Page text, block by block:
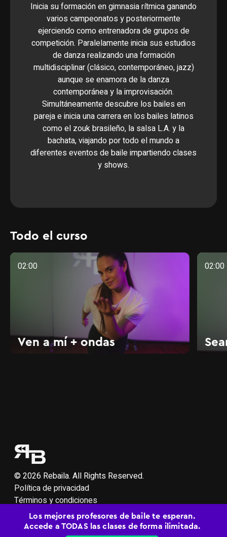
Inicia su formación en gimnasia rítmica ganando
varios campeonatos y posteriormente
ejerciendo como entrenadora de grupos de
competición. Paralelamente inicia sus estudios
de danza realizando una formación
multidisciplinar (clásico, contemporáneo, jazz)
aunque se enamora de la danza
contemporánea y la improvisación.
Simultáneamente descubre los bailes en
pareja e inicia una carrera en los bailes latinos
como el zouk brasileño, la salsa L.A. y la
bachata, viajando por todo el mundo a
diferentes eventos de baile impartiendo clases
y shows.
Todo el curso
02:00
Ven a mí + ondas
02:00
Los mejores profesores de baile te esperan.
Accede a TODAS las clases de forma ilimitada.
© 2026 Rebaila. All Rights Reserved.
Política de privacidad
Términos y condiciones
Soporte